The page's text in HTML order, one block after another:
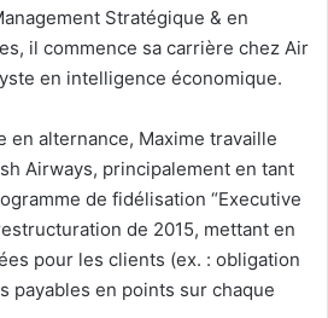
Stratégique & en
il commence sa carrière chez Air
en intelligence économique.
en alternance, Maxime travaille
Airways, principalement en tant
de fidélisation “Executive
de 2015, mettant en
pour les clients (ex. : obligation
payables en points sur chaque